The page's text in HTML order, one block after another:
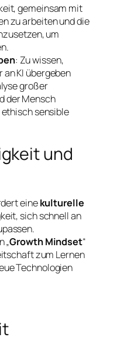
gemeinsam mit
zu arbeiten und die
um
: Zu wissen,
KI übergeben
großer
der Mensch
sensible
und
einekulturelle
sich schnell an
„Growth Mindset“
zum Lernen
Technologien